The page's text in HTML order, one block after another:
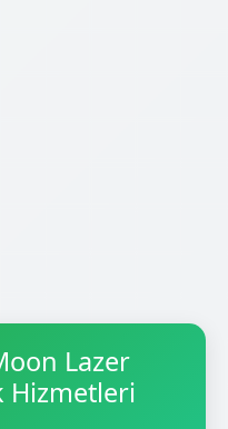
Lazer
Hizmetleri